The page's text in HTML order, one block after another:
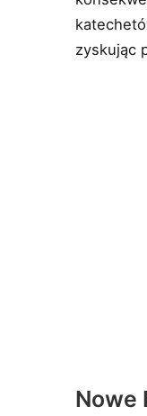
zyskując
Nowe